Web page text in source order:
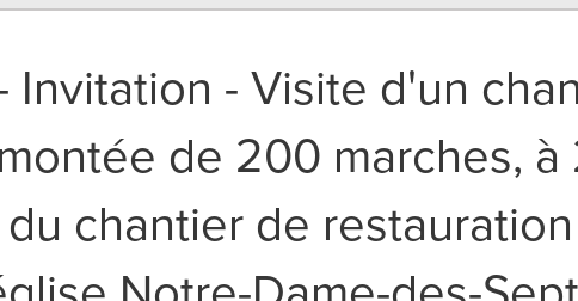
Invitation - Visite d'un
de 200 marches,
chantier de